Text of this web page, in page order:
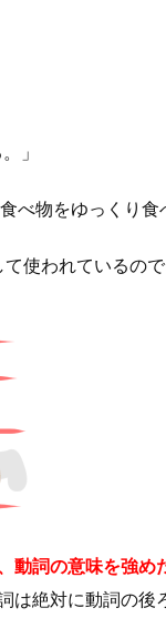
」
べ物をゆっくり食
使われているの
動詞の意味を強
は絶対に動詞の